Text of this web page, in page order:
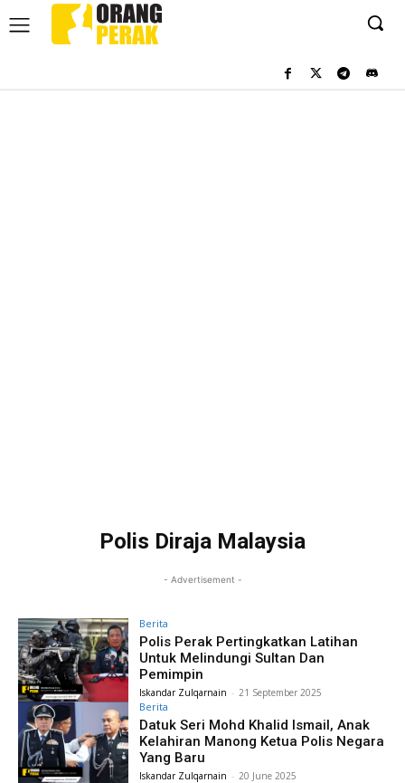
Polis Diraja Malaysia
- Advertisement -
Berita
Polis Perak Pertingkatkan Latihan
Untuk Melindungi Sultan Dan
Pemimpin
Iskandar Zulqarnain - 21 September 2025
Berita
Datuk Seri Mohd Khalid Ismail, Anak
Kelahiran Manong Ketua Polis Negara
Yang Baru
Iskandar Zulqarnain - 20 June 2025